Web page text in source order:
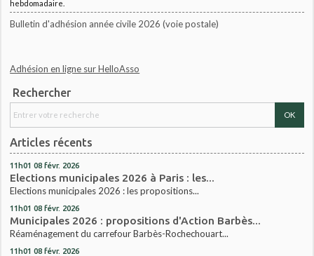
hebdomadaire.
Bulletin d'adhésion année civile 2026 (voie postale)
Adhésion en ligne sur HelloAsso
Rechercher
Articles récents
11h01 08 févr. 2026
Elections municipales 2026 à Paris : les...
Elections municipales 2026 : les propositions...
11h01 08 févr. 2026
Municipales 2026 : propositions d'Action Barbès...
Réaménagement du carrefour Barbès-Rochechouart...
11h01 08 févr. 2026